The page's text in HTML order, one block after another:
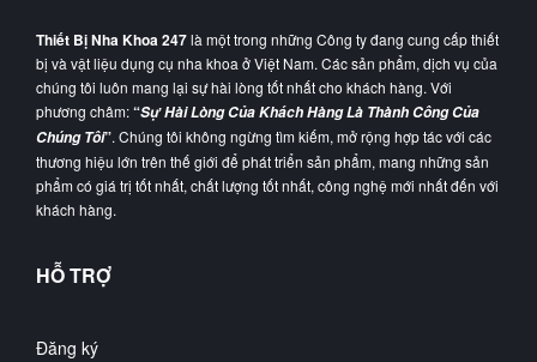
Thiết Bị Nha Khoa 247là một trong những Công ty đang cung cấp thiết
bị và vật liệu dụng cụ nha khoa ở Việt Nam. Các sản phẩm, dịch vụ của
chúng tôi luôn mang lại sự hài lòng tốt nhất cho khách hàng. Với
phương châm:“Sự Hài Lòng Của Khách Hàng Là Thành Công Của
Chúng Tôi”. Chúng tôi không ngừng tìm kiếm, mở rộng hợp tác với các
thương hiệu lớn trên thế giới để phát triển sản phẩm, mang những sản
phẩm có giá trị tốt nhất, chất lượng tốt nhất, công nghệ mới nhất đến với
khách hàng.
HỖ TRỢ
Đăng ký